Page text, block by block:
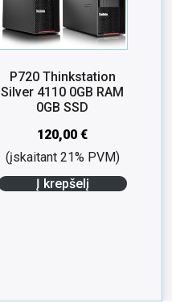
P720 Thinkstation
Silver 4110 0GB RAM
0GB SSD
120,00€
(įskaitant 21% PVM)
Į krepšelį